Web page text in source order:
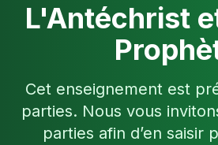
L'Antéchrist
Cet enseignement est
parties. Nous vous
parties afin d’en saisir